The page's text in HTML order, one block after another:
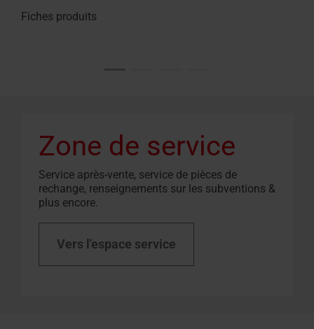
Fiches produits
Zone de service
Service après-vente, service de pièces de
rechange, renseignements sur les subventions &
plus encore.
Vers l'espace service